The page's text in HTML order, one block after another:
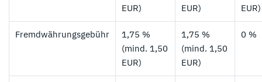
EUR)
EUR)
EUR)
Fremdwährungsgebühr
1,75 %
(mind. 1,50
EUR)
1,75 %
(mind. 1,50
EUR)
0 %